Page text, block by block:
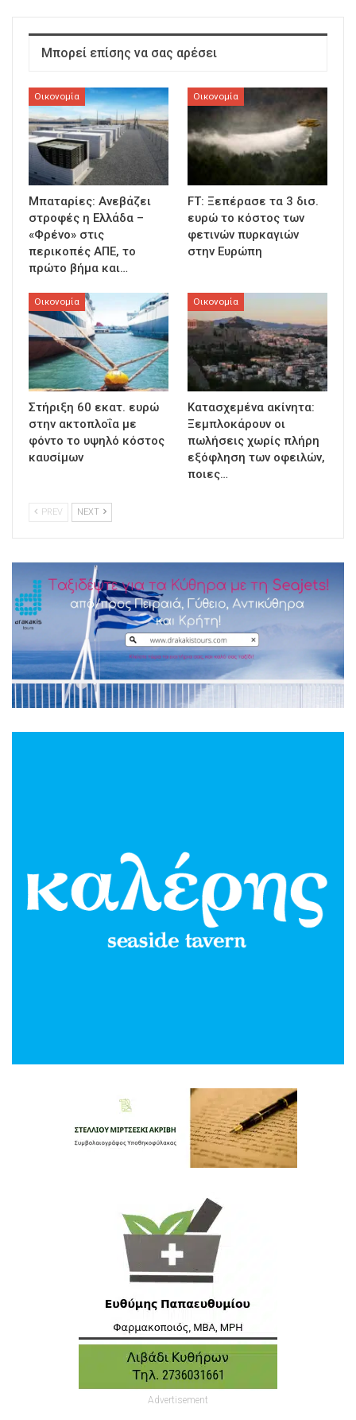
Μπορεί επίσης να σας αρέσει
Οικονομία
Μπαταρίες: Ανεβάζει
στροφές η Ελλάδα –
«Φρένο» στις
περικοπές ΑΠΕ, το
πρώτο βήμα και…
Οικονομία
FT: Ξεπέρασε τα 3 δισ.
ευρώ το κόστος των
φετινών πυρκαγιών
στην Ευρώπη
Οικονομία
Στήριξη 60 εκατ. ευρώ
στην ακτοπλοΐα με
φόντο το υψηλό κόστος
καυσίμων
Οικονομία
Κατασχεμένα ακίνητα:
Ξεμπλοκάρουν οι
πωλήσεις χωρίς πλήρη
εξόφληση των οφειλών,
ποιες…
PREV NEXT
Advertisement